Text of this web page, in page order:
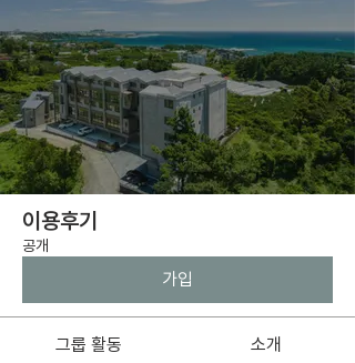
이용후기
공개
가입
그룹 활동 소개